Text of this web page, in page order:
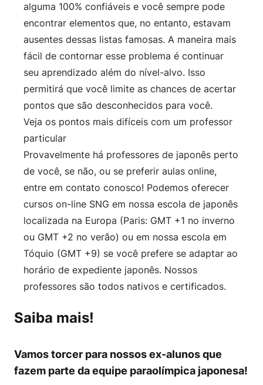
alguma 100% confiáveis ​​e você sempre pode
encontrar elementos que, no entanto, estavam
ausentes dessas listas famosas. A maneira mais
fácil de contornar esse problema é continuar
seu aprendizado além do nível-alvo. Isso
permitirá que você limite as chances de acertar
pontos que são desconhecidos para você.
Veja os pontos mais difíceis com um professor
particular
Provavelmente há professores de japonês perto
de você, se não, ou se preferir aulas online,
entre em contato conosco! Podemos oferecer
cursos on-line SNG em nossa escola de japonês
localizada na Europa (Paris: GMT +1 no inverno
ou GMT +2 no verão) ou em nossa escola em
Tóquio (GMT +9) se você prefere se adaptar ao
horário de expediente japonês. Nossos
professores são todos nativos e certificados.
Saiba mais!
Vamos torcer para nossos ex-alunos que
fazem parte da equipe paraolímpica japonesa!